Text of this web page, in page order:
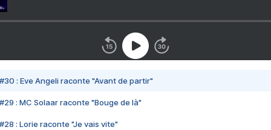
#30 : Eve Angeli raconte "Avant de partir"
#29 : MC Solaar raconte "Bouge de là"
#28 : Lorie raconte "Je vais vite"